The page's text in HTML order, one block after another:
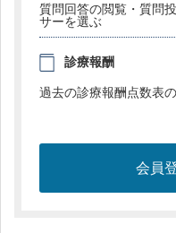
質問回答の閲覧・質問
サーを選ぶ
診療報酬
過去の診療報酬点数表
会員